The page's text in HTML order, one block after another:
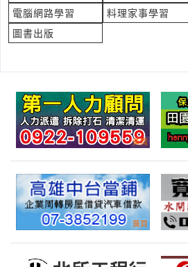
產業:二手收購買賣
來自:陳OO 詢價
時間:08/07 14:30
產業:健診健檢篩驗
來自:徐OO 詢價
時間:08/07 14:18
***ly1993528@gmail.com
產業:印刷光電元零件
來自:歐OO 詢價
時間:08/07 14:16
***131067@gs.ncku.edu.tw
辦理大陸人土來台參加2027年自行車展
電腦網路學習
料理家事學習
圖書出版